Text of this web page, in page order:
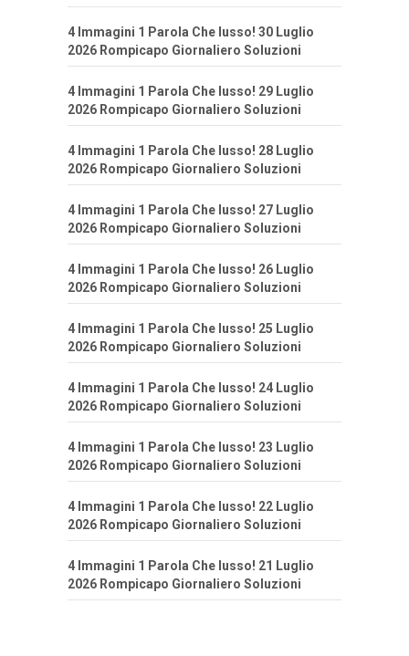
4 Immagini 1 Parola Che lusso! 30 Luglio
2026 Rompicapo Giornaliero Soluzioni
4 Immagini 1 Parola Che lusso! 29 Luglio
2026 Rompicapo Giornaliero Soluzioni
4 Immagini 1 Parola Che lusso! 28 Luglio
2026 Rompicapo Giornaliero Soluzioni
4 Immagini 1 Parola Che lusso! 27 Luglio
2026 Rompicapo Giornaliero Soluzioni
4 Immagini 1 Parola Che lusso! 26 Luglio
2026 Rompicapo Giornaliero Soluzioni
4 Immagini 1 Parola Che lusso! 25 Luglio
2026 Rompicapo Giornaliero Soluzioni
4 Immagini 1 Parola Che lusso! 24 Luglio
2026 Rompicapo Giornaliero Soluzioni
4 Immagini 1 Parola Che lusso! 23 Luglio
2026 Rompicapo Giornaliero Soluzioni
4 Immagini 1 Parola Che lusso! 22 Luglio
2026 Rompicapo Giornaliero Soluzioni
4 Immagini 1 Parola Che lusso! 21 Luglio
2026 Rompicapo Giornaliero Soluzioni